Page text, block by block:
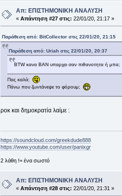
Απ: ΕΠΙΣΤΗΜΟΝΙΚΗ ΑΝΑΛΥΣΗ
« Απάντηση #27 στις: 22/01/20, 21:17 »
Παράθεση από: BitCollector στις 22/01/20, 21:15
Παράθεση από: Uriah στις 22/01/20, 20:37
BTW κανα BAN υπαρχει σαν πιθανοτητα ή μπα;
Πας καλά;
Πάνω που ζωντάνεψε το φόρουμ;
ροκ και δημοκρατία λαίμε :
https://soundcloud.com/greekdude888
https://www.youtube.com/user/panixgr
2 λάθη != ένα σωστό
Απ: ΕΠΙΣΤΗΜΟΝΙΚΗ ΑΝΑΛΥΣΗ
« Απάντηση #28 στις: 22/01/20, 21:31 »